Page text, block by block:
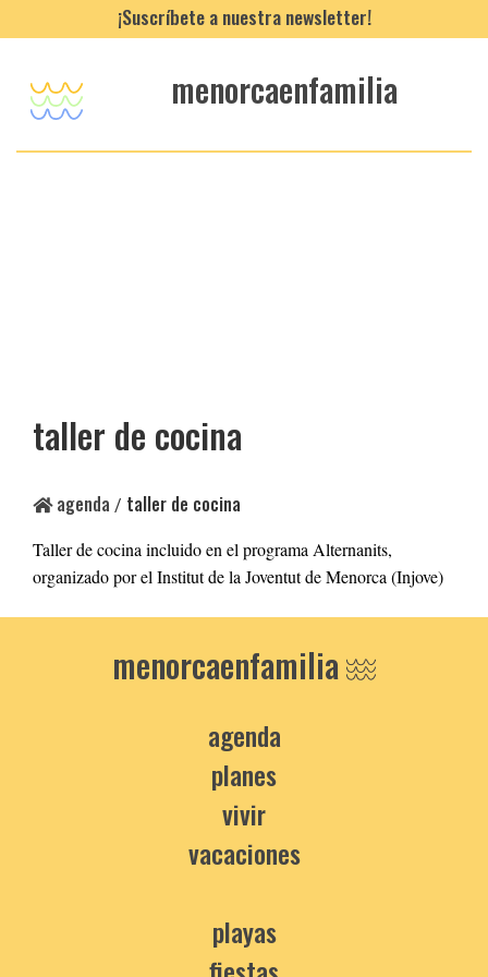
¡Suscríbete a nuestra newsletter!
menorcaenfamilia
taller de cocina
agenda / taller de cocina
Taller de cocina incluido en el programa Alternanits,
organizado por el Institut de la Joventut de Menorca (Injove)
menorcaenfamilia
agenda
planes
vivir
vacaciones
playas